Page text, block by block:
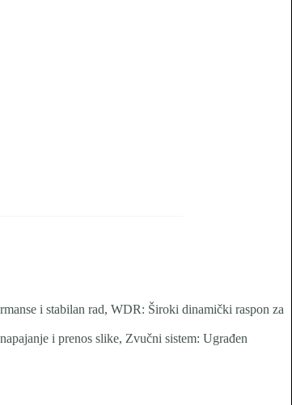
i stabilan rad, WDR: Široki dinamički raspon za
i prenos slike, Zvučni sistem: Ugrađen